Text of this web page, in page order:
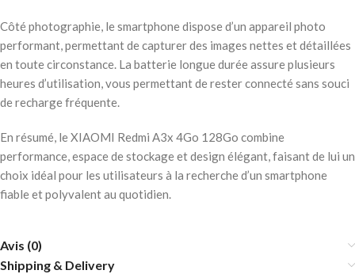
Côté photographie, le smartphone dispose d’un appareil photo
performant, permettant de capturer des images nettes et détaillées
en toute circonstance. La batterie longue durée assure plusieurs
heures d’utilisation, vous permettant de rester connecté sans souci
de recharge fréquente.
En résumé, le XIAOMI Redmi A3x 4Go 128Go combine
performance, espace de stockage et design élégant, faisant de lui un
choix idéal pour les utilisateurs à la recherche d’un smartphone
fiable et polyvalent au quotidien.
Avis (0)
Shipping & Delivery